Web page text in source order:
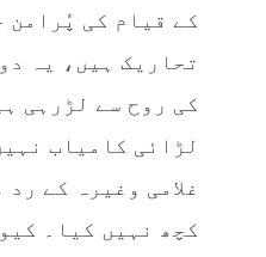
کے قیام کی پُرامن
تحاریک ہیں، یہ
کی روح سے لڑرہی
لڑائی کامیاب
غلامی وغیرہ کے
کچھ نہیں کیا۔